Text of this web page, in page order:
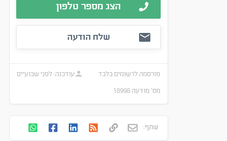
הצג מספר טלפון
שלח הודעה
פורסמה לרשומים בלבד עודכנה:לפני שבועיים
מס׳ מודעה
שתף: